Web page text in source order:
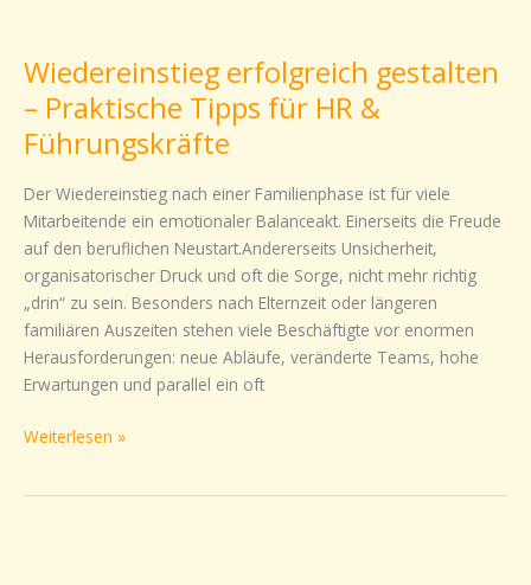
Wiedereinstieg erfolgreich gestalten
– Praktische Tipps für HR &
Führungskräfte
Der Wiedereinstieg nach einer Familienphase ist für viele
Mitarbeitende ein emotionaler Balanceakt. Einerseits die Freude
auf den beruflichen Neustart.Andererseits Unsicherheit,
organisatorischer Druck und oft die Sorge, nicht mehr richtig
„drin“ zu sein. Besonders nach Elternzeit oder längeren
familiären Auszeiten stehen viele Beschäftigte vor enormen
Herausforderungen: neue Abläufe, veränderte Teams, hohe
Erwartungen und parallel ein oft
gestalten
Praktische
Tipps
HR
&
Führungskräfte
Weiterlesen »